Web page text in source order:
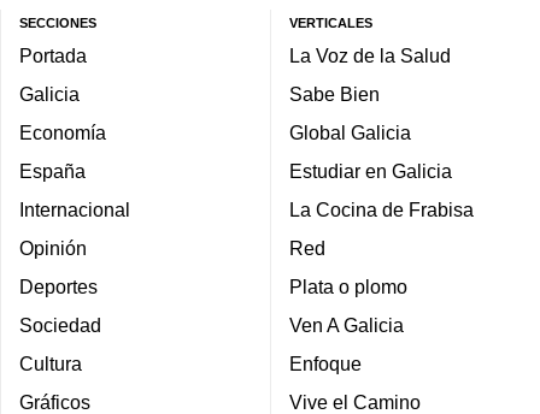
SECCIONES
Portada
Galicia
Economía
España
Internacional
Opinión
Deportes
Sociedad
Cultura
Gráficos
VERTICALES
La Voz de la Salud
Sabe Bien
Global Galicia
Estudiar en Galicia
La Cocina de Frabisa
Red
Plata o plomo
Ven A Galicia
Enfoque
Vive el Camino